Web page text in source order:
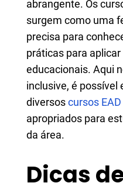
abrangente. Os
surgem como uma
precisa para
práticas para
educacionais. Aqui
inclusive, é possível
diversoscursos EAD
apropriados para
da área.
Dicas